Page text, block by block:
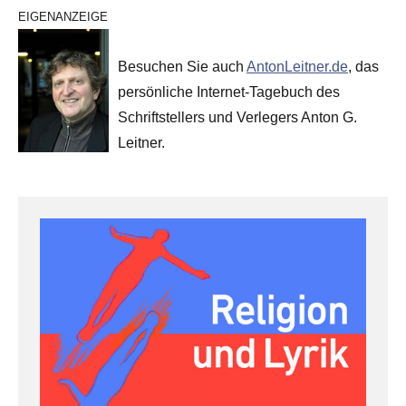
EIGENANZEIGE
Besuchen Sie auch AntonLeitner.de, das
persönliche Internet-Tagebuch des
Schriftstellers und Verlegers Anton G.
Leitner.